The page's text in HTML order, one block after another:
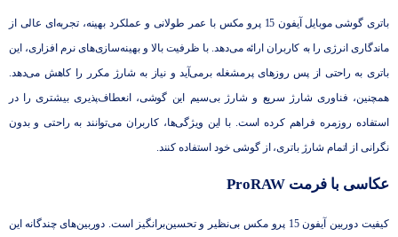
باتری گوشی موبایل آیفون 15 پرو مکس با عمر طولانی و عملکرد بهینه، تجربه‌ای عالی از
ماندگاری انرژی را به کاربران ارائه می‌دهد. با ظرفیت بالا و بهینه‌سازی‌های نرم ‌افزاری، این
باتری به راحتی از پس روزهای پرمشغله برمی‌آید و نیاز به شارژ مکرر را کاهش می‌دهد.
همچنین، فناوری شارژ سریع و شارژ بی‌سیم این گوشی، انعطاف‌پذیری بیشتری را در
استفاده روزمره فراهم کرده است. با این ویژگی‌ها، کاربران می‌توانند به ‌راحتی و بدون
نگرانی از اتمام شارژ باتری، از گوشی خود استفاده کنند.
عکاسی با فرمت ProRAW
کیفیت دوربین آیفون 15 پرو مکس بی‌نظیر و تحسین‌برانگیز است. دوربین‌های چندگانه این